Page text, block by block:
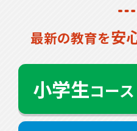
最新の教育を安
小学生コース